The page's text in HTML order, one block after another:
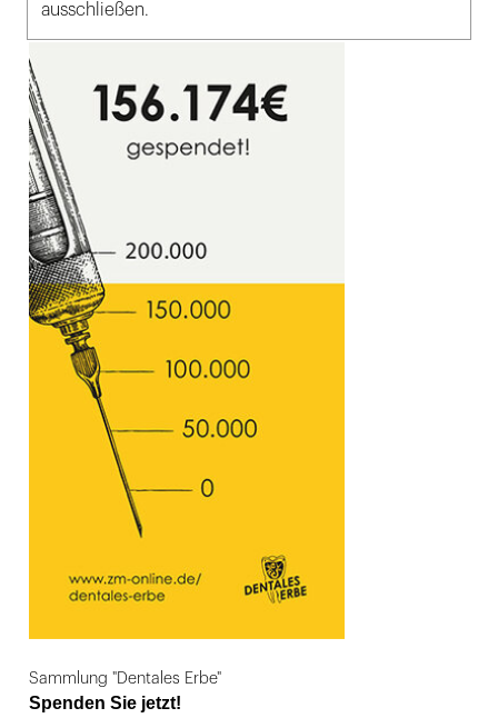
ausschließen.
Sammlung "Dentales Erbe"
Spenden Sie jetzt!